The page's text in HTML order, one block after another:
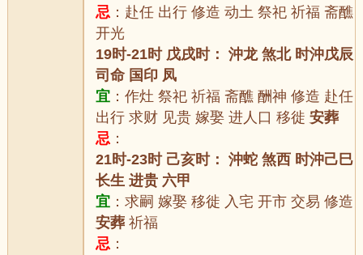
忌 ：赴任 出行 修造 动土 祭祀 祈福 斋醮
开光
19时-21时 戊戌时： 沖龙 煞北 时沖戊辰
司命 国印 凤
宜 ：作灶 祭祀 祈福 斋醮 酬神 修造 赴任
出行 求财 见贵 嫁娶 进人口 移徙安葬
忌 ：
21时-23时 己亥时： 沖蛇 煞西 时沖己巳
长生 进贵 六甲
宜 ：求嗣 嫁娶 移徙 入宅 开市 交易 修造
安葬 祈福
忌 ：